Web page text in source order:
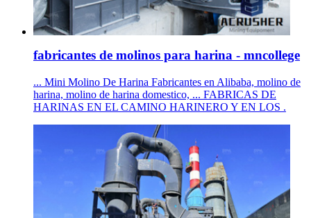
fabricantes de molinos para harina - mncollege
... Mini Molino De Harina Fabricantes en Alibaba, molino de
harina, molino de harina domestico, ... FABRICAS DE
HARINAS EN EL CAMINO HARINERO Y EN LOS .